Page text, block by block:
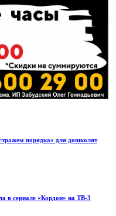
порядка» для дошколят
в сериале «Кордон» на ТВ-3